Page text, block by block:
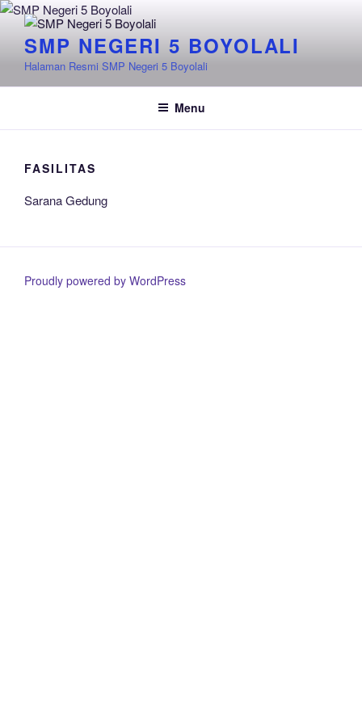
Skip
contentSMP NEGERI 5 BOYOLALI
Halaman Resmi SMP Negeri 5 Boyolali
Menu
FASILITAS
Sarana Gedung
Proudly powered by WordPress